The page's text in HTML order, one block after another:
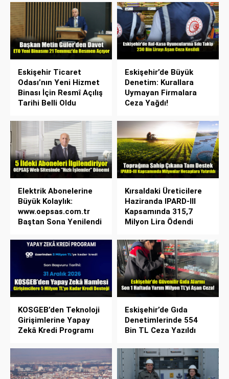
Eskişehir Ticaret
Odası’nın Yeni Hizmet
Binası İçin Resmî Açılış
Tarihi Belli Oldu
Eskişehir’de Büyük
Denetim: Kurallara
Uymayan Firmalara
Ceza Yağdı!
Elektrik Abonelerine
Büyük Kolaylık:
www.oepsas.com.tr
Baştan Sona Yenilendi
Kırsaldaki Üreticilere
Haziranda IPARD-III
Kapsamında 315,7
Milyon Lira Ödendi
KOSGEB’den Teknoloji
Girişimlerine Yapay
Zekâ Kredi Programı
Eskişehir’de Gıda
Denetimlerinde 554
Bin TL Ceza Yazıldı